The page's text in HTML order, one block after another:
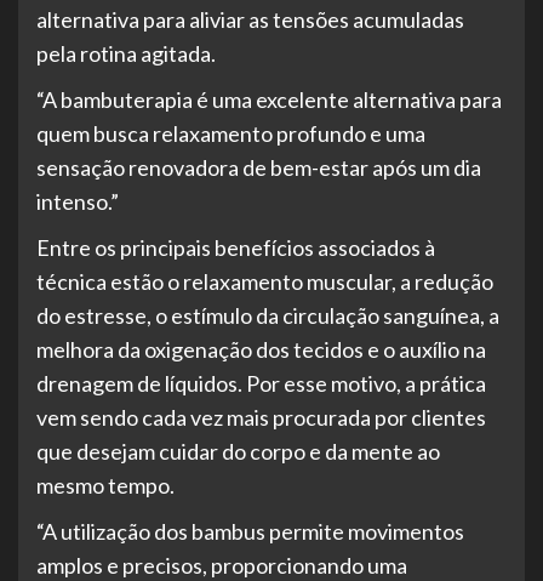
alternativa para aliviar as tensões acumuladas
pela rotina agitada.
“A bambuterapia é uma excelente alternativa para
quem busca relaxamento profundo e uma
sensação renovadora de bem-estar após um dia
intenso.”
Entre os principais benefícios associados à
técnica estão o relaxamento muscular, a redução
do estresse, o estímulo da circulação sanguínea, a
melhora da oxigenação dos tecidos e o auxílio na
drenagem de líquidos. Por esse motivo, a prática
vem sendo cada vez mais procurada por clientes
que desejam cuidar do corpo e da mente ao
mesmo tempo.
“A utilização dos bambus permite movimentos
amplos e precisos, proporcionando uma